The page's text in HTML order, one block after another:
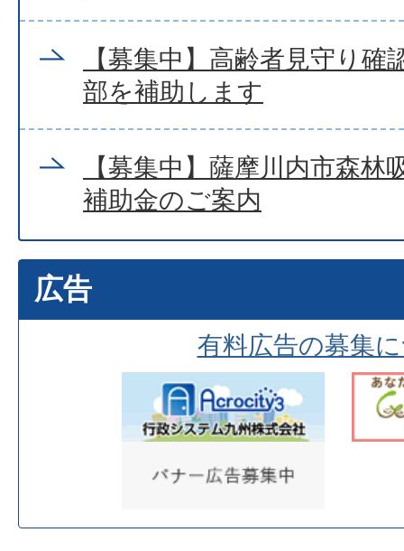
【募集中】高齢者見守り
部を補助します
【募集中】薩摩川内市森林
補助金のご案内
広告
有料広告の募集